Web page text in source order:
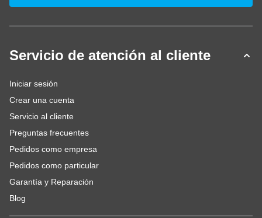
Servicio de atención al cliente
Iniciar sesión
Crear una cuenta
Servicio al cliente
Preguntas frecuentes
Pedidos como empresa
Pedidos como particular
Garantía y Reparación
Blog